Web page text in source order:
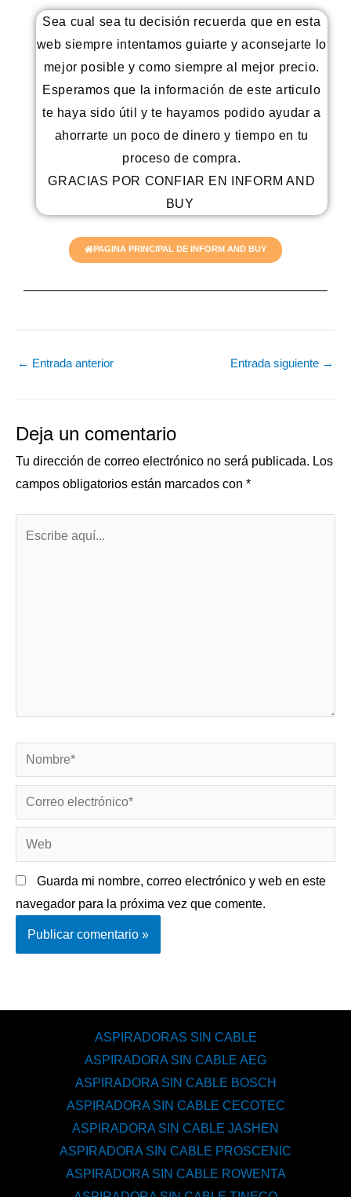
Sea cual sea tu decisión recuerda que en esta
web siempre intentamos guiarte y aconsejarte lo
mejor posible y como siempre al mejor precio.
Esperamos que la información de este articulo
te haya sido útil y te hayamos podido ayudar a
ahorrarte un poco de dinero y tiempo en tu
proceso de compra.
GRACIAS POR CONFIAR EN INFORM AND
BUY
PAGINA PRINCIPAL DE INFORM AND BUY
← Entrada anterior Entrada siguiente →
Deja un comentario
Tu dirección de correo electrónico no será publicada. Los
campos obligatorios están marcados con *
Nombre*
Correo
electrónico*
Web
Guarda mi nombre, correo electrónico y web en este
navegador para la próxima vez que comente.
ASPIRADORAS SIN CABLE
ASPIRADORA SIN CABLE AEG
ASPIRADORA SIN CABLE BOSCH
ASPIRADORA SIN CABLE CECOTEC
ASPIRADORA SIN CABLE JASHEN
ASPIRADORA SIN CABLE PROSCENIC
ASPIRADORA SIN CABLE ROWENTA